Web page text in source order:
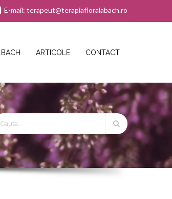
E-mail: terapeut@terapiafloralabach.ro
ARTICOLE CONTACT